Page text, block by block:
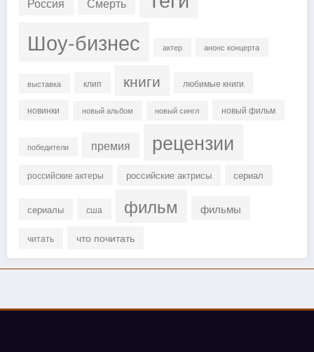
Шоу-бизнес актер анонс концерта
выставка клип книги любимые книги
новинки новый альбом новый сингл новый фильм
победители премия рецензии
российские актеры российские актрисы сериал
сериалы сша фильм фильмы
читать что почитать